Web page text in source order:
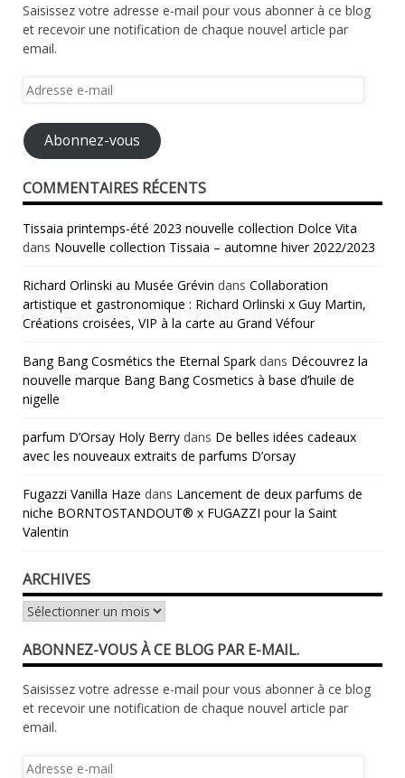
Saisissez votre adresse e-mail pour vous abonner à ce blog
et recevoir une notification de chaque nouvel article par
email.
Adresse
mail
Abonnez-vous
COMMENTAIRES RÉCENTS
Tissaia printemps-été 2023 nouvelle collection Dolce Vita
dans Nouvelle collection Tissaia – automne hiver 2022/2023
Richard Orlinski au Musée Grévin dans Collaboration
artistique et gastronomique : Richard Orlinski x Guy Martin,
Créations croisées, VIP à la carte au Grand Véfour
Bang Bang Cosmétics the Eternal Spark dans Découvrez la
nouvelle marque Bang Bang Cosmetics à base d’huile de
nigelle
parfum D’Orsay Holy Berry dans De belles idées cadeaux
avec les nouveaux extraits de parfums D’orsay
Fugazzi Vanilla Haze dans Lancement de deux parfums de
niche BORNTOSTANDOUT® x FUGAZZI pour la Saint
Valentin
ARCHIVES
Archives
ABONNEZ-VOUS À CE BLOG PAR E-MAIL.
Saisissez votre adresse e-mail pour vous abonner à ce blog
et recevoir une notification de chaque nouvel article par
email.
Adresse